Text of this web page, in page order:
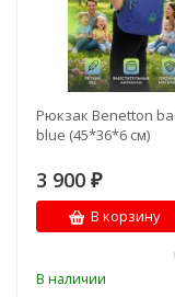
Рюкзак Benetton
blue (45*36*6 см)
3 900 ₽
В корзину
В наличии